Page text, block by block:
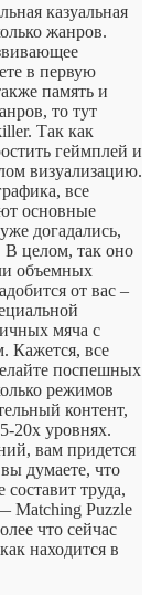
казуальная
жанров.
в первую
память и
то тут
Так как
геймплей и
визуализацию.
все
основные
догадались,
В целом, так оно
объемных
от вас –
мяча с
Кажется, все
поспешных
режимов
контент,
20х уровнях.
вам придется
думаете, что
составит труда,
Matching Puzzle
что сейчас
находится в